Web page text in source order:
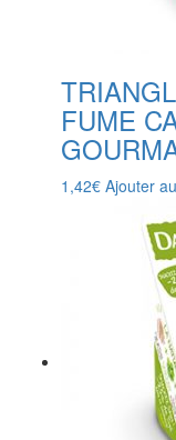
FUME
1,42€ Ajouter